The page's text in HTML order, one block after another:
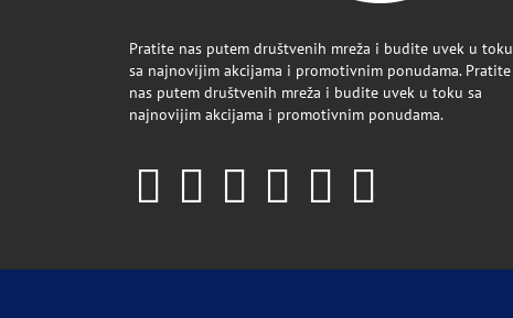
Pratite nas putem društvenih mreža i budite uvek u toku
sa najnovijim akcijama i promotivnim ponudama. Pratite
nas putem društvenih mreža i budite uvek u toku sa
najnovijim akcijama i promotivnim ponudama.